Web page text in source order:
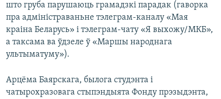
што груба парушаюць грамадзкі парадак (гаворка
пра адміністраваньне тэлеграм-каналу «Мая
краіна Беларусь» і тэлеграм-чату «Я выхожу/МКБ»,
а таксама ва ўдзеле ў «Маршы народнага
ультыматуму»).
Арцёма Баярскага, былога студэнта і
чатырохразовага стыпэндыята Фонду прэзыдэнта,